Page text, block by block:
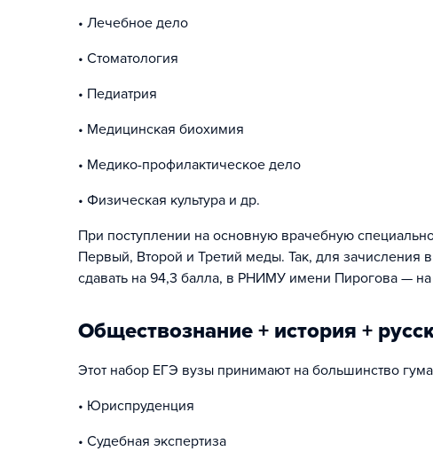
• Лечебное дело
• Стоматология
• Педиатрия
• Медицинская биохимия
• Медико-профилактическое дело
• Физическая культура и др.
При поступлении на основную врачебную
Первый, Второй и Третий меды. Так, для
сдавать на 94,3 балла, в РНИМУ имени Пирогова —
Обществознание + история +
Этот набор ЕГЭ вузы принимают на большинство
• Юриспруденция
• Судебная экспертиза